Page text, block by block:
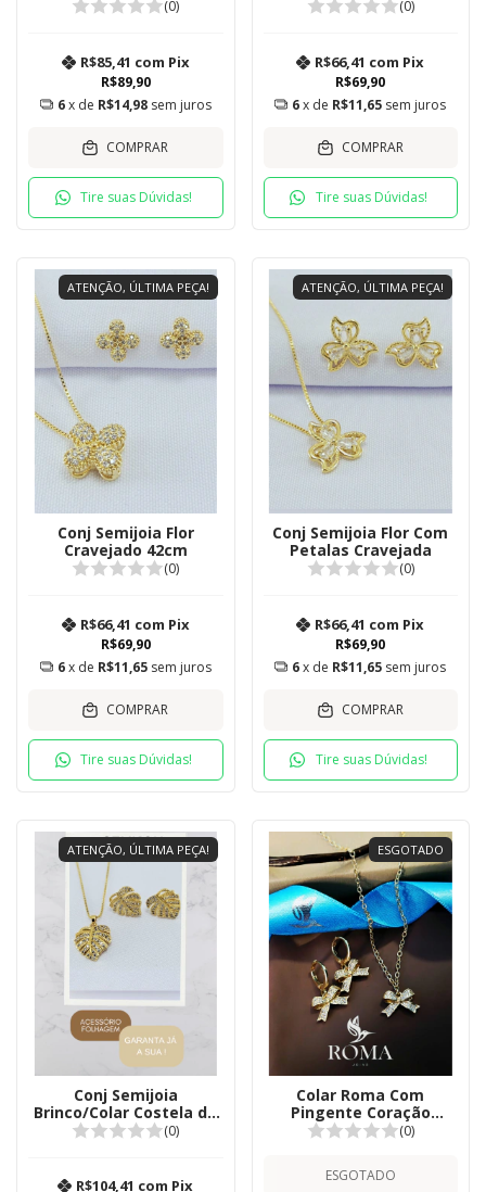
42 cm (0)
R$89,90
R$85,41 com Pix
6x de R$14,98 sem juros
COMPRAR
Tire suas Dúvidas!
(0)
R$69,90
R$66,41 com Pix
6x de R$11,65 sem juros
COMPRAR
Tire suas Dúvidas!
ATENÇÃO, ÚLTIMA PEÇA!
Conj Semijoia Flor
Cravejado 42cm
(0)
R$69,90
R$66,41 com Pix
6x de R$11,65 sem juros
COMPRAR
Tire suas Dúvidas!
ATENÇÃO, ÚLTIMA PEÇA!
Conj Semijoia Flor Com
Petalas Cravejada
(0)
R$69,90
R$66,41 com Pix
6x de R$11,65 sem juros
COMPRAR
Tire suas Dúvidas!
ATENÇÃO, ÚLTIMA PEÇA!
Conj Semijoia
Brinco/Colar Costela de
Adão com cravejada
(0)
R$104,41 com Pix
ESGOTADO
Colar Roma Com
Pingente Coração
Cravejado(0)
ESGOTADO